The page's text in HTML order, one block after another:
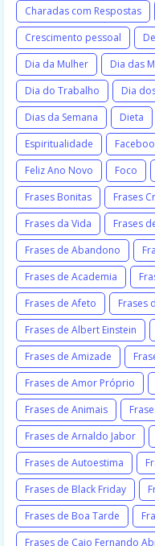
Charadas com Respostas
Crescimento pessoal
Dia da Mulher
Dia das
Dia do Trabalho
Dia
Dias da Semana
Dieta
Espiritualidade
Feliz Ano Novo
Foco
Frases Bonitas
Frases
Frases da Vida
Frases
Frases de Abandono
Frases de Academia
Frases de Afeto
Frases
Frases de Albert Einstein
Frases de Amizade
Frases de Amor Próprio
Frases de Animais
Frases de Arnaldo Jabor
Frases de Autoestima
Frases de Black Friday
Frases de Boa Tarde
Frases de Caio Fernando